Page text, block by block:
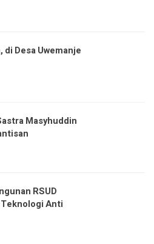
di Desa Uwemanje
Masyhuddin
RSUD
Anti